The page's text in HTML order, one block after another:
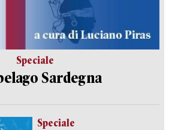
Speciale
Sardegna
Speciale